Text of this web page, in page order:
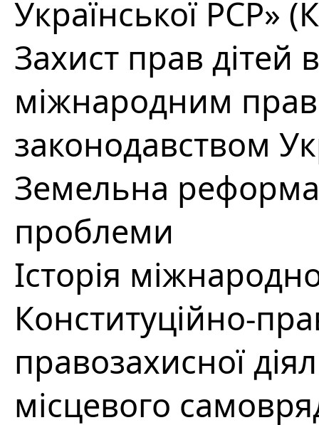
Української РСР»
Захист прав дітей
міжнародним
законодавством
Земельна реформа
проблеми
Історія
Конституційно-
правозахисної
місцевого